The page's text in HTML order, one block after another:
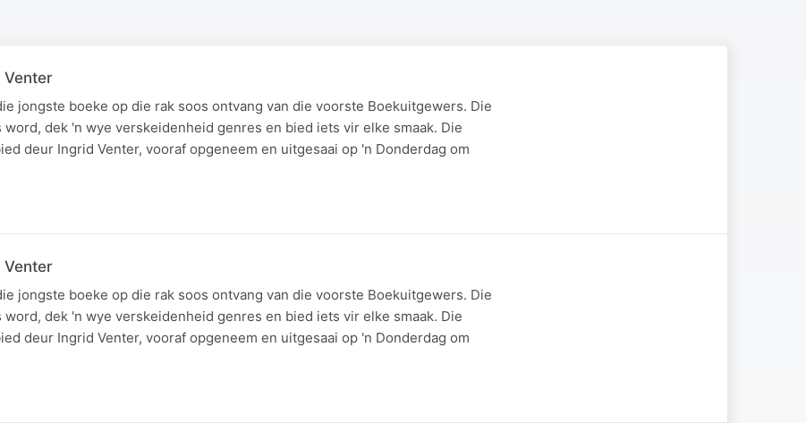
Venter
jongste boeke op die rak soos ontvang van die voorste Boekuitgewers. Die
dek 'n wye verskeidenheid genres en bied iets vir elke smaak. Die
deur Ingrid Venter, vooraf opgeneem en uitgesaai op 'n Donderdag om
Venter
jongste boeke op die rak soos ontvang van die voorste Boekuitgewers. Die
dek 'n wye verskeidenheid genres en bied iets vir elke smaak. Die
deur Ingrid Venter, vooraf opgeneem en uitgesaai op 'n Donderdag om